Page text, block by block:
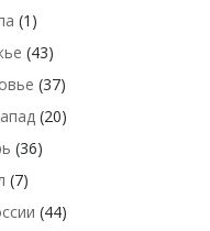
(1)
(43)
(37)
(20)
(36)
(7)
(44)